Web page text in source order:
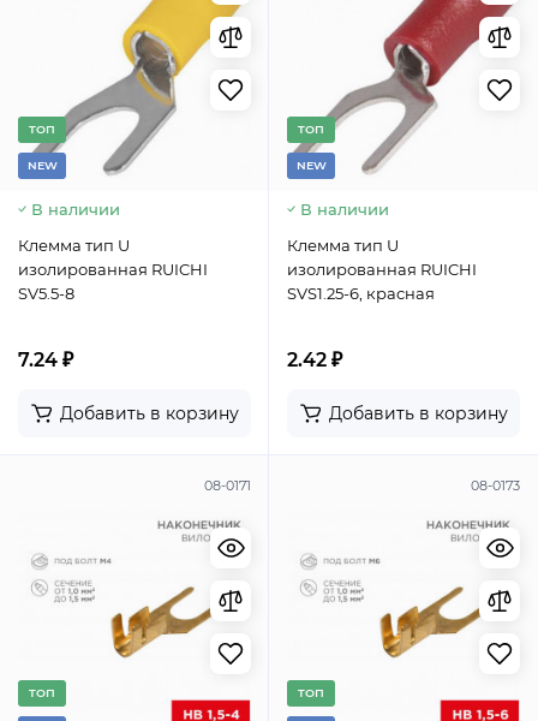
TОП
NEW
В наличии
Клемма тип U
изолированная RUICHI
SV5.5-8
7.24 ₽
Добавить в корзину
TОП
NEW
В наличии
Клемма тип U
изолированная RUICHI
SVS1.25-6, красная
2.42 ₽
Добавить в корзину
08-0171
TОП
08-0173
TОП